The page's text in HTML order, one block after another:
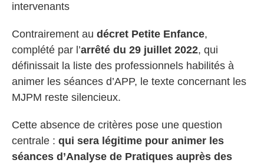
intervenants
Contrairement au décret Petite Enfance,
complété par l’arrêté du 29 juillet 2022, qui
définissait la liste des professionnels habilités à
animer les séances d’APP, le texte concernant les
MJPM reste silencieux.
Cette absence de critères pose une question
centrale : qui sera légitime pour animer les
séances d’Analyse de Pratiques auprès des